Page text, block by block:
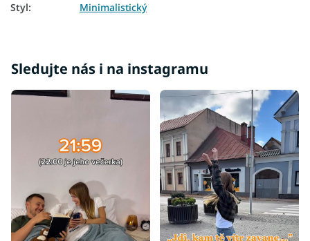
Styl: Minimalistický
Sledujte nás i na instagramu